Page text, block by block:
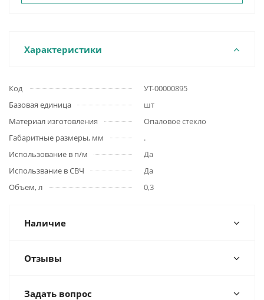
Характеристики
Код
УТ-00000895
Базовая единица
шт
Материал изготовления
Опаловое стекло
Габаритные размеры, мм
.
Использование в п/м
Да
Использвание в СВЧ
Да
Объем, л
0,3
Наличие
Отзывы
Задать вопрос